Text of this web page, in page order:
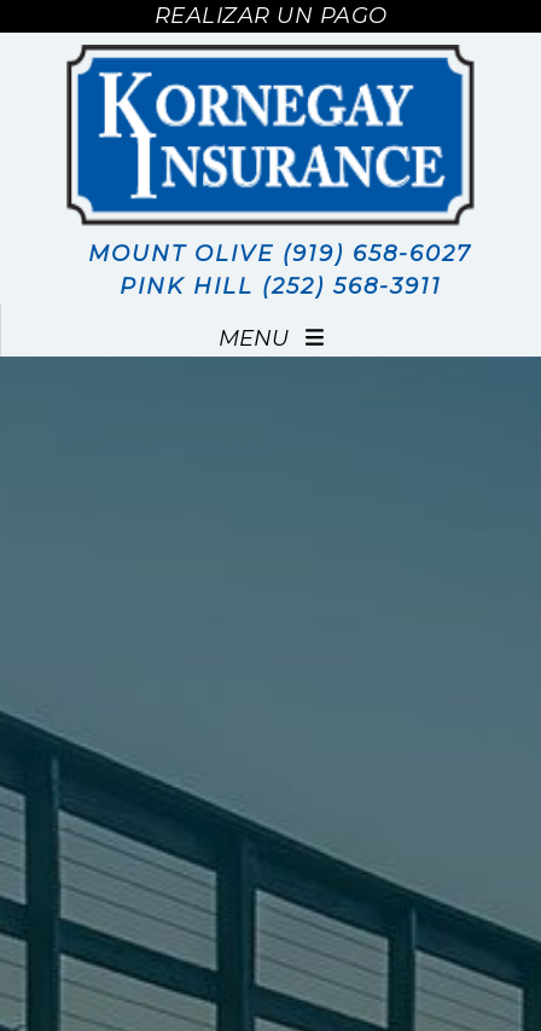
REALIZAR UN PAGO
REALIZAR UN PAGO
MOUNT OLIVE (919) 658-6027
PINK HILL (252) 568-3911
MENU